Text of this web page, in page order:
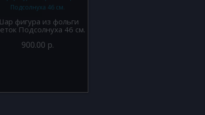
фигура из фольги
Подсолнуха 46 см.
900.00 р.